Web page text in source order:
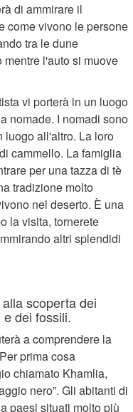
di ammirare il
come vivono le persone
tra le dune
l'auto si muove
vi porterà in un luogo
nomade. I nomadi sono
luogo all'altro. La loro
cammello. La famiglia
per una tazza di tè
tradizione molto
nel deserto. È una
la visita, tornerete
altri splendidi
scoperta dei
dei fossili.
a comprendere la
prima cosa
chiamato Khamlia,
nero”. Gli abitanti di
paesi situati molto più